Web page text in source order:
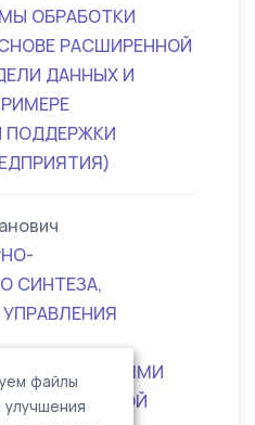
ОБРАБОТКИ
РАСШИРЕННОЙ
ДАННЫХ И
СИНТЕЗА,
СЕТЯМИ
файлы